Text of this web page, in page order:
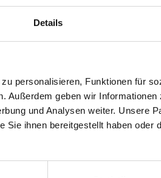
Details
personalisieren, Funktionen für
Außerdem geben wir
und Analysen weiter. Unsere
Sie ihnen bereitgestellt haben oder